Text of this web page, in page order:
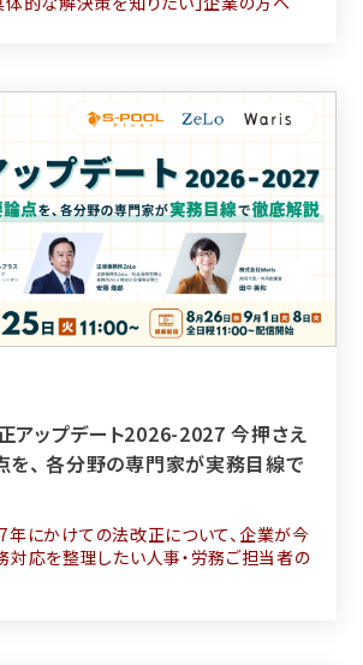
アップデート2026-2027 今押さえ
を、 各分野の専門家が実務目線で
にかけての法改正について、企業が今
対応を整理したい人事・労務ご担当者の